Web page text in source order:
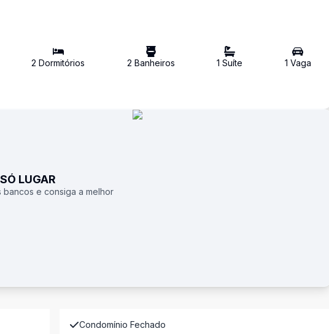
2 Dormitórios 2 Banheiros 1 Suíte 1 Vaga
LUGAR
bancos e consiga a melhor
Condomínio Fechado